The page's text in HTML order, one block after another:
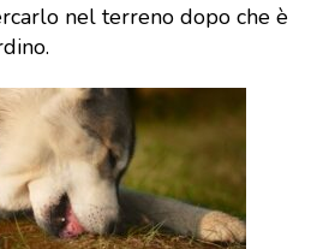
nel terreno dopo che è